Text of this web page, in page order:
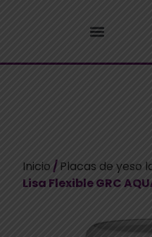
Inicio/Placas de yeso
Lisa Flexible GRC